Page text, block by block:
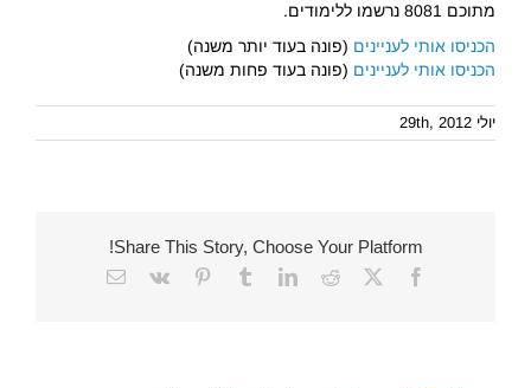
מתוכם 8081 נרשמו ללימודים.
הכניסו אותי לעניינים (פונה בעוד יותר משנה)
הכניסו אותי לעניינים (פונה בעוד פחות משנה)
יולי 29th, 2012
Share This Story, Choose Your Platform!
Facebook
X
Reddit
LinkedIn
Tumblr
Pinterest
Vk
Email